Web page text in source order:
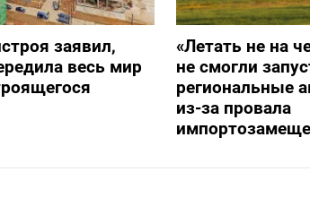
заявил,
весь мир
«Летать не на
не смогли
региональные
из-за провала